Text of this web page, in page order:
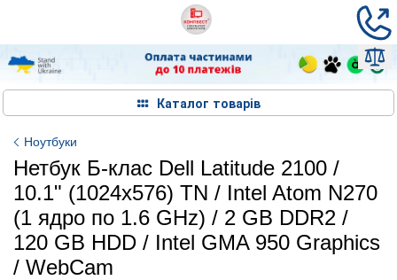
Каталог товарів
Ноутбуки
Нетбук Б-клас Dell Latitude 2100 /
10.1" (1024x576) TN / Intel Atom N270
(1 ядро по 1.6 GHz) / 2 GB DDR2 /
120 GB HDD / Intel GMA 950 Graphics
/ WebCam